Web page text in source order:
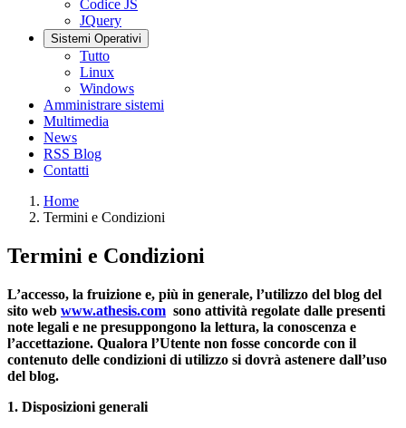
Codice JS
JQuery
Sistemi Operativi
Tutto
Linux
Windows
Amministrare sistemi
Multimedia
News
RSS Blog
Contatti
Home
Termini e Condizioni
Termini e Condizioni
L’accesso, la fruizione e, più in generale, l’utilizzo del blog del
sito web www.athesis.com sono attività regolate dalle presenti
note legali e ne presuppongono la lettura, la conoscenza e
l’accettazione. Qualora l’Utente non fosse concorde con il
contenuto delle condizioni di utilizzo si dovrà astenere dall’uso
del blog.
1. Disposizioni generali